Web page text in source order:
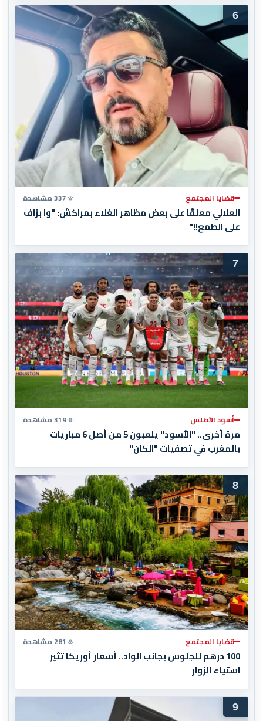
6
قضايا المجتمع 337 مشاهدة
العلالي معلقًا على بعض مظاهر الغلاء بمراكش: "وا بزاف
على الطمع!!"
7
أسود الأطلس 319 مشاهدة
مرة أخرى.. "الأسود" يلعبون 5 من أصل 6 مباريات
بالمغرب في تصفيات "الكان"
8
قضايا المجتمع 281 مشاهدة
100 درهم للجلوس بجانب الواد.. أسعار أوريكا تثير
استياء الزوار
9